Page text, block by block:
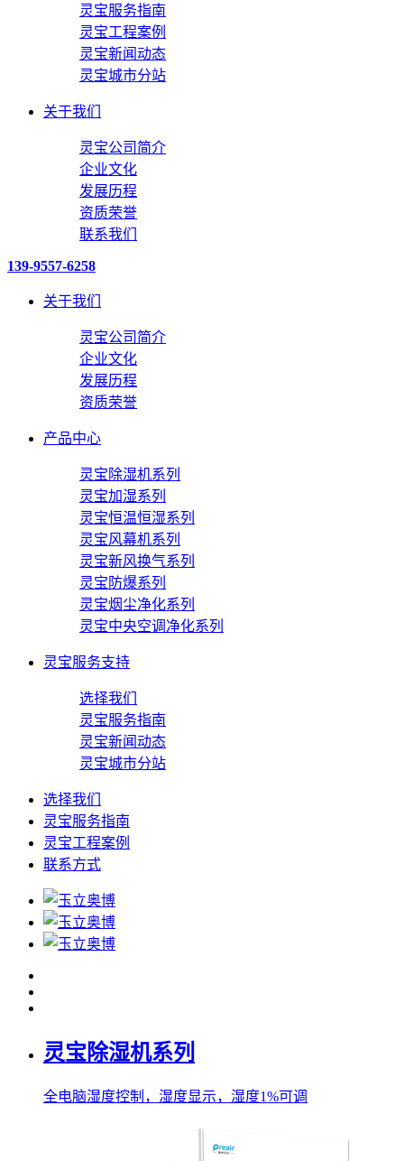
灵宝服务指南
灵宝工程案例
灵宝新闻动态
灵宝城市分站
关于我们
灵宝公司简介
企业文化
发展历程
资质荣誉
联系我们
139-9557-6258
关于我们
灵宝公司简介
企业文化
发展历程
资质荣誉
产品中心
灵宝除湿机系列
灵宝加湿系列
灵宝恒温恒湿系列
灵宝风幕机系列
灵宝新风换气系列
灵宝防爆系列
灵宝烟尘净化系列
灵宝中央空调净化系列
灵宝服务支持
选择我们
灵宝服务指南
灵宝新闻动态
灵宝城市分站
选择我们
灵宝服务指南
灵宝工程案例
联系方式
灵宝除湿机系列
全电脑湿度控制，湿度显示，湿度1%可调